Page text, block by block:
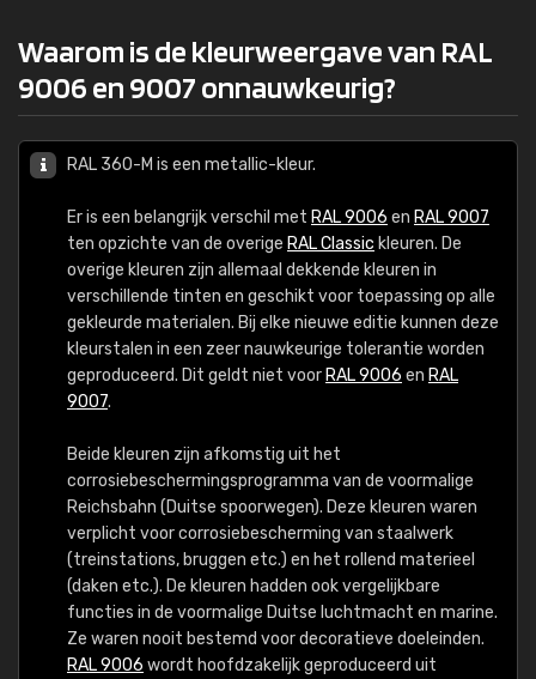
Waarom is de kleurweergave van RAL
9006 en 9007 onnauwkeurig?
RAL 360-M is een metallic-kleur.
Er is een belangrijk verschil met RAL 9006 en RAL 9007
ten opzichte van de overige RAL Classic kleuren. De
overige kleuren zijn allemaal dekkende kleuren in
verschillende tinten en geschikt voor toepassing op alle
gekleurde materialen. Bij elke nieuwe editie kunnen deze
kleurstalen in een zeer nauwkeurige tolerantie worden
geproduceerd. Dit geldt niet voor RAL 9006 en RAL
9007.
Beide kleuren zijn afkomstig uit het
corrosiebeschermingsprogramma van de voormalige
Reichsbahn (Duitse spoorwegen). Deze kleuren waren
verplicht voor corrosiebescherming van staalwerk
(treinstations, bruggen etc.) en het rollend materieel
(daken etc.). De kleuren hadden ook vergelijkbare
functies in de voormalige Duitse luchtmacht en marine.
Ze waren nooit bestemd voor decoratieve doeleinden.
RAL 9006 wordt hoofdzakelijk geproduceerd uit